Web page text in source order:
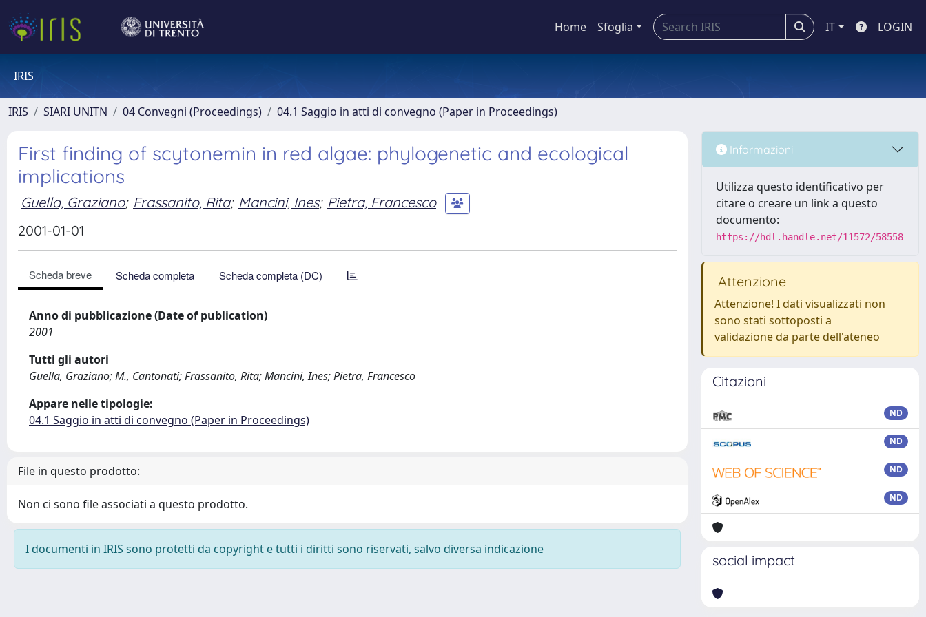
Home Sfoglia IT LOGIN
IRIS
IRIS SIARI UNITN 04 Convegni (Proceedings) 04.1 Saggio in atti di convegno (Paper in Proceedings)
First finding of scytonemin in red algae: phylogenetic and ecological
implications
Guella, Graziano; Frassanito, Rita; Mancini, Ines; Pietra, Francesco
2001-01-01
Scheda breve Scheda completa Scheda completa (DC)
Anno di pubblicazione (Date of publication)
2001
Tutti gli autori
Guella, Graziano; M., Cantonati; Frassanito, Rita; Mancini, Ines; Pietra, Francesco
Appare nelle tipologie:
04.1 Saggio in atti di convegno (Paper in Proceedings)
File in questo prodotto:
Non ci sono file associati a questo prodotto.
I documenti in IRIS sono protetti da copyright e tutti i diritti sono riservati, salvo diversa indicazione
Informazioni
Utilizza questo identificativo per
citare o creare un link a questo
documento:
https://hdl.handle.net/11572/58558
Attenzione
Attenzione! I dati visualizzati non
sono stati sottoposti a
validazione da parte dell'ateneo
Citazioni
ND
ND
ND
ND
social impact